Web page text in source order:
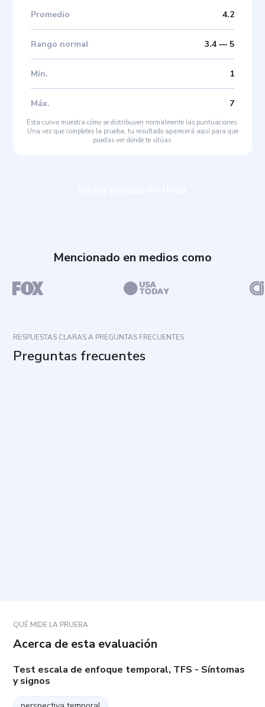
Promedio 4.2
Rango normal 3.4— 5
Mín. 1
Máx. 7
Esta curva muestra cómo se distribuyen normalmente las puntuaciones.
Una vez que completes la prueba, tu resultado aparecerá aquí para que
puedas ver dónde te sitúas.
Mencionado en medios como
RESPUESTAS CLARAS A PREGUNTAS FRECUENTES
Preguntas frecuentes
QUÉ MIDE LA PRUEBA
Acerca de esta evaluación
Test escala de enfoque temporal, TFS - Síntomas
y signos